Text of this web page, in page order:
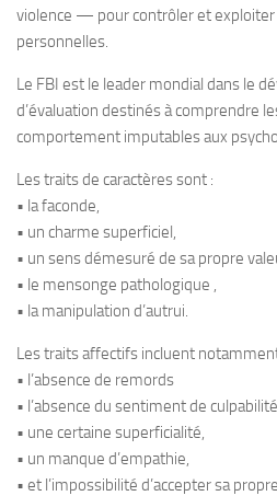
violence — pour contrôler et exploiter
personnelles.
Le FBI est le leader mondial dans le
d’évaluation destinés à comprendre
comportement imputables aux
Les traits de caractères sont :
• la faconde,
• un charme superficiel,
• un sens démesuré de sa propre
• le mensonge pathologique ,
• la manipulation d’autrui.
Les traits affectifs incluent
• l’absence de remords
• l’absence du sentiment de
• une certaine superficialité,
• un manque d’empathie,
• et l’impossibilité d’accepter sa